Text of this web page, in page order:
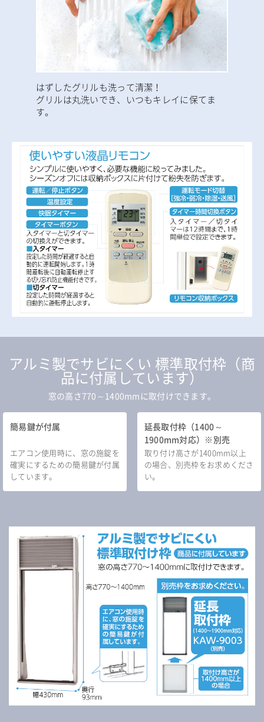
はずしたグリルも洗って清潔！
グリルは丸洗いでき、いつもキレイに保てま
す。
アルミ製でサビにくい 標準取付枠（商
品に付属しています）
窓の高さ770～1400mmに取付けできます。
簡易鍵が付属
エアコン使用時に、窓の施錠を
確実にするための簡易鍵が付属
しています。
延長取付枠（1400～
1900mm対応）※別売
取り付け高さが1400mm以上
の場合、別売枠をお求めくださ
い。